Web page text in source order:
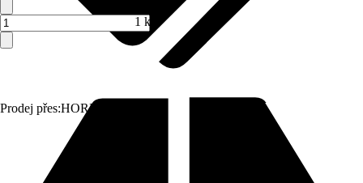
Prodej přes:HORNBACH
1 ks